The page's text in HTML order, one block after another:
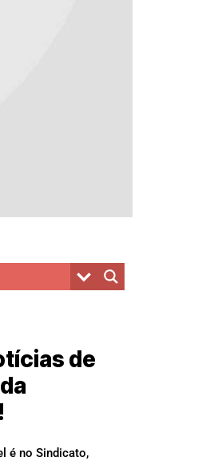
de
é no Sindicato,